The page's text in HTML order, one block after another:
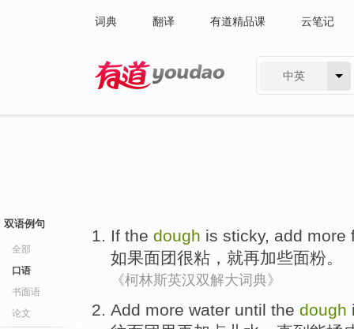
词典 翻译 有道精品课 云笔记
中英
双语例句
全部
口语
书面语
论文
If the dough is sticky, add more
如果面团很粘，就再加些面粉。
《柯林斯英汉双解大词典》
Add more water until the dough